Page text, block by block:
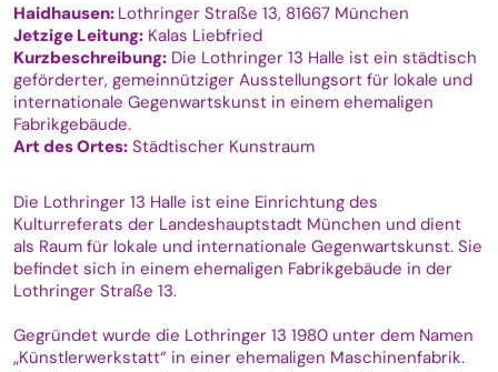
Haidhausen: Lothringer Straße 13, 81667 München
Jetzige Leitung: Kalas Liebfried
Kurzbeschreibung: Die Lothringer 13 Halle ist ein städtisch
geförderter, gemeinnütziger Ausstellungsort für lokale und
internationale Gegenwartskunst in einem ehemaligen
Fabrikgebäude.
Art des Ortes: Städtischer Kunstraum
Die Lothringer 13 Halle ist eine Einrichtung des
Kulturreferats der Landeshauptstadt München und dient
als Raum für lokale und internationale Gegenwartskunst. Sie
befindet sich in einem ehemaligen Fabrikgebäude in der
Lothringer Straße 13.
Gegründet wurde die Lothringer 13 1980 unter dem Namen
„Künstlerwerkstatt“ in einer ehemaligen Maschinenfabrik.